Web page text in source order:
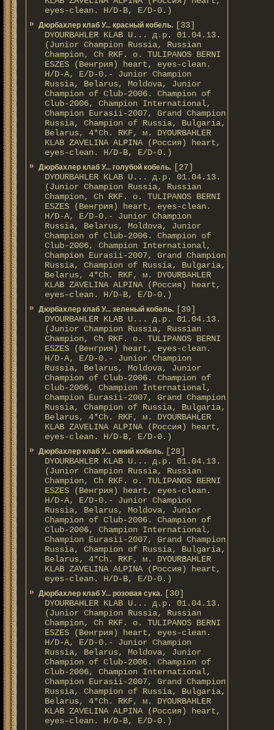
eyes-clean. H/D-В, E/D-0.)
Дюрбахлер клаб У... красный кобель. [33]
DYOURBAHLER KLAB U... д.р. 01.04.13.
(Junior Champion Russia, Russian
Champion, Ch RKF. о. TULIPANOS BERNI
ESZES (Венгрия) heart, eyes-clean.
H/D-A, E/D-0.- Junior Champion
Russia, Belarus, Moldova, Junior
Champion of Club-2006. Champion of
Club-2006, Champion International,
Champion Eurasii-2007, Grand Champion
Russia, Champion of Russia, Bulgaria,
Belarus, 4*Ch. RKF, м. DYOURBAHLER
KLAB ZAVELINA ALPINA (Россия) heart,
eyes-clean. H/D-В, E/D-0.)
Дюрбахлер клаб У... голубой кобель. [27]
DYOURBAHLER KLAB U... д.р. 01.04.13.
(Junior Champion Russia, Russian
Champion, Ch RKF. о. TULIPANOS BERNI
ESZES (Венгрия) heart, eyes-clean.
H/D-A, E/D-0.- Junior Champion
Russia, Belarus, Moldova, Junior
Champion of Club-2006. Champion of
Club-2006, Champion International,
Champion Eurasii-2007, Grand Champion
Russia, Champion of Russia, Bulgaria,
Belarus, 4*Ch. RKF, м. DYOURBAHLER
KLAB ZAVELINA ALPINA (Россия) heart,
eyes-clean. H/D-В, E/D-0.)
Дюрбахлер клаб У... зеленый кобель. [39]
DYOURBAHLER KLAB U... д.р. 01.04.13.
(Junior Champion Russia, Russian
Champion, Ch RKF. о. TULIPANOS BERNI
ESZES (Венгрия) heart, eyes-clean.
H/D-A, E/D-0.- Junior Champion
Russia, Belarus, Moldova, Junior
Champion of Club-2006. Champion of
Club-2006, Champion International,
Champion Eurasii-2007, Grand Champion
Russia, Champion of Russia, Bulgaria,
Belarus, 4*Ch. RKF, м. DYOURBAHLER
KLAB ZAVELINA ALPINA (Россия) heart,
eyes-clean. H/D-В, E/D-0.)
Дюрбахлер клаб У... синий кобель. [28]
DYOURBAHLER KLAB U... д.р. 01.04.13.
(Junior Champion Russia, Russian
Champion, Ch RKF. о. TULIPANOS BERNI
ESZES (Венгрия) heart, eyes-clean.
H/D-A, E/D-0.- Junior Champion
Russia, Belarus, Moldova, Junior
Champion of Club-2006. Champion of
Club-2006, Champion International,
Champion Eurasii-2007, Grand Champion
Russia, Champion of Russia, Bulgaria,
Belarus, 4*Ch. RKF, м. DYOURBAHLER
KLAB ZAVELINA ALPINA (Россия) heart,
eyes-clean. H/D-В, E/D-0.)
Дюрбахлер клаб У... розовая сука. [30]
DYOURBAHLER KLAB U... д.р. 01.04.13.
(Junior Champion Russia, Russian
Champion, Ch RKF. о. TULIPANOS BERNI
ESZES (Венгрия) heart, eyes-clean.
H/D-A, E/D-0.- Junior Champion
Russia, Belarus, Moldova, Junior
Champion of Club-2006. Champion of
Club-2006, Champion International,
Champion Eurasii-2007, Grand Champion
Russia, Champion of Russia, Bulgaria,
Belarus, 4*Ch. RKF, м. DYOURBAHLER
KLAB ZAVELINA ALPINA (Россия) heart,
eyes-clean. H/D-В, E/D-0.)